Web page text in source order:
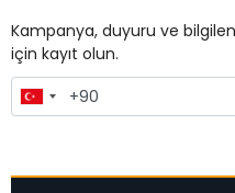
Kampanya, duyuru ve
için kayıt olun.